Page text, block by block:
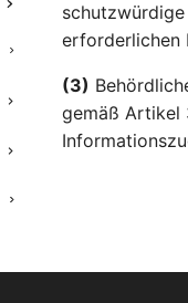
erforderlichen
(3)
gemäß Artikel